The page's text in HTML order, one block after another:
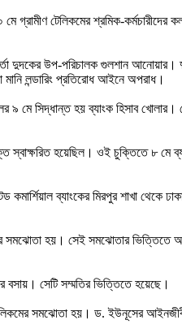
গ্রামীণ টেলিকমের শ্রমিক-
দুদকের উপ-পরিচালক গুলশান
লন্ডারিং প্রতিরোধ আইনে অপরাধ।
মে সিদ্ধান্ত হয় ব্যাংক হিসাব খোলার।
স্বাক্ষরিত হয়েছিল। ওই চুক্তিতে ৮ মে
ব্যাংকের মিরপুর শাখা থেকে
হয়। সেই সমঝোতার ভিত্তিতে
বসায়। সেটি সম্মতির ভিত্তিতে হয়েছে।
সমঝোতা হয়। ড. ইউনূসের